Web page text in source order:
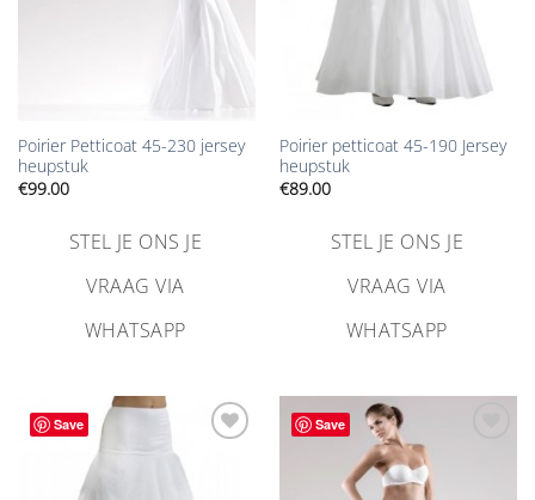
Poirier Petticoat 45-230 jersey
heupstuk
€99.00
STEL JE ONS JE
VRAAG VIA
WHATSAPP
Poirier petticoat 45-190 Jersey
heupstuk
€89.00
STEL JE ONS JE
VRAAG VIA
WHATSAPP
Save
verlanglijst
toevoegen
Save